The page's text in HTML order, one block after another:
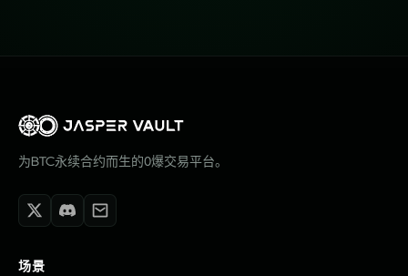
为BTC永续合约而生的0爆交易平台。
场景